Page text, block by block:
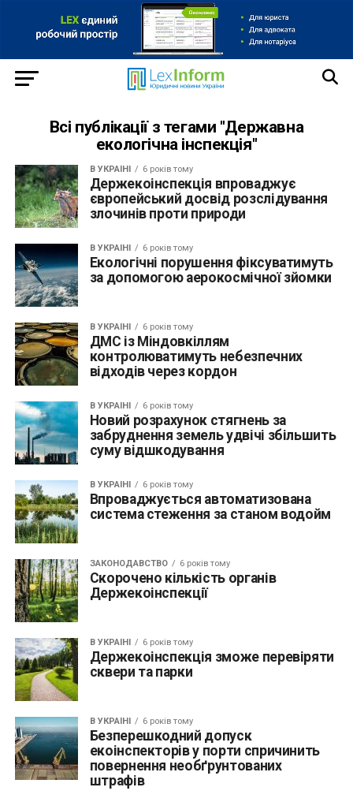
Всі публікації з тегами "Державна
екологічна інспекція"
В УКРАЇНІ 6 років тому
Держекоінспекція впроваджує
європейський досвід розслідування
злочинів проти природи
В УКРАЇНІ 6 років тому
Екологічні порушення фіксуватимуть
за допомогою аерокосмічної зйомки
В УКРАЇНІ 6 років тому
ДМС із Міндовкіллям
контролюватимуть небезпечних
відходів через кордон
В УКРАЇНІ 6 років тому
Новий розрахунок стягнень за
забруднення земель удвічі збільшить
суму відшкодування
В УКРАЇНІ 6 років тому
Впроваджується автоматизована
система стеження за станом водойм
ЗАКОНОДАВСТВО 6 років тому
Скорочено кількість органів
Держекоінспекції
В УКРАЇНІ 6 років тому
Держекоінспекція зможе перевіряти
сквери та парки
В УКРАЇНІ 6 років тому
Безперешкодний допуск
екоінспекторів у порти спричинить
повернення необґрунтованих
штрафів